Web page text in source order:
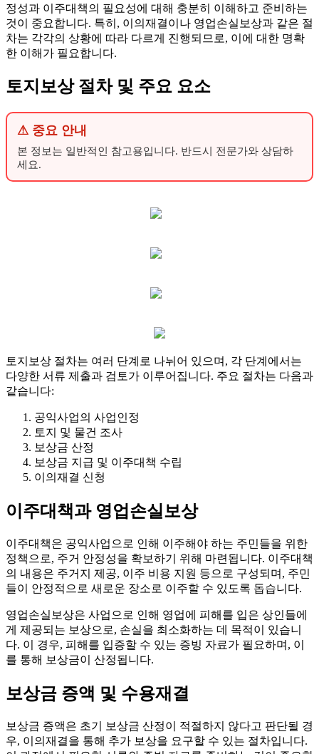
정성과 이주대책의 필요성에 대해 충분히 이해하고 준비하는
것이 중요합니다. 특히, 이의재결이나 영업손실보상과 같은 절
차는 각각의 상황에 따라 다르게 진행되므로, 이에 대한 명확
한 이해가 필요합니다.
토지보상 절차 및 주요 요소
⚠ 중요 안내
본 정보는 일반적인 참고용입니다. 반드시 전문가와 상담하
세요.
토지보상 절차는 여러 단계로 나뉘어 있으며, 각 단계에서는
다양한 서류 제출과 검토가 이루어집니다. 주요 절차는 다음과
같습니다:
공익사업의 사업인정
토지 및 물건 조사
보상금 산정
보상금 지급 및 이주대책 수립
이의재결 신청
이주대책과 영업손실보상
이주대책은 공익사업으로 인해 이주해야 하는 주민들을 위한
정책으로, 주거 안정성을 확보하기 위해 마련됩니다. 이주대책
의 내용은 주거지 제공, 이주 비용 지원 등으로 구성되며, 주민
들이 안정적으로 새로운 장소로 이주할 수 있도록 돕습니다.
영업손실보상은 사업으로 인해 영업에 피해를 입은 상인들에
게 제공되는 보상으로, 손실을 최소화하는 데 목적이 있습니
다. 이 경우, 피해를 입증할 수 있는 증빙 자료가 필요하며, 이
를 통해 보상금이 산정됩니다.
보상금 증액 및 수용재결
보상금 증액은 초기 보상금 산정이 적절하지 않다고 판단될 경
우, 이의재결을 통해 추가 보상을 요구할 수 있는 절차입니다.